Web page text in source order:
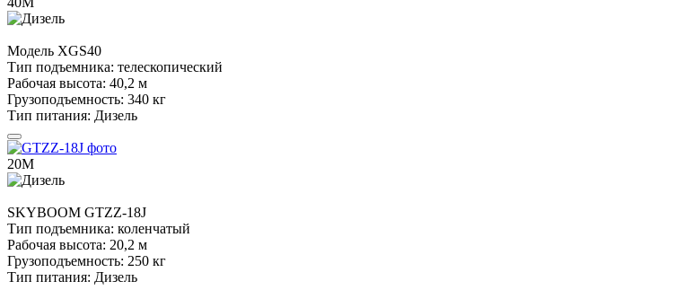
Модель XGS40
Тип подъемника: телескопический
Рабочая высота: 40,2 м
Грузоподъемность: 340 кг
Тип питания: Дизель
20М
SKYBOOM GTZZ-18J
Тип подъемника: коленчатый
Рабочая высота: 20,2 м
Грузоподъемность: 250 кг
Тип питания: Дизель